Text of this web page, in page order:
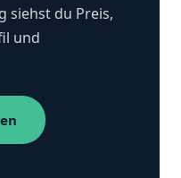
siehst du Preis,
und